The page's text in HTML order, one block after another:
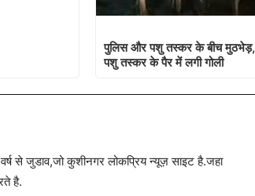
पुलिस और पशु तस्कर के बीच मुठभेड़,
पशु तस्कर के पैर में लगी गोली
से जुडाव,जो कुशीनगर लोकप्रिय न्यूज़ साइट है.जहा
है.